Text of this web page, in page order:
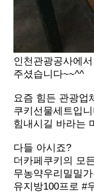
인천관광공사에
주셨습니다~~^^
요즘 힘든 관광업
쿠키선물세트입니
힘내시길 바라는
다들 아시죠?
더카페쿠키의 모
무농약우리밀밀가
유지방100프로 #